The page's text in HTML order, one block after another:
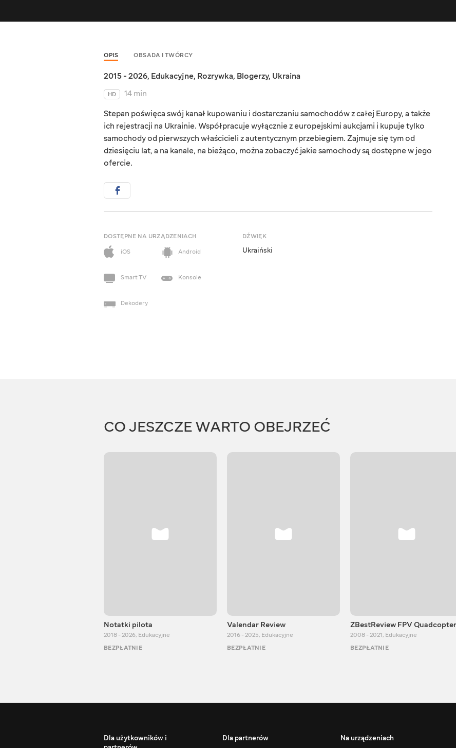
OPIS OBSADA I TWÓRCY
2015 - 2026, Edukacyjne, Rozrywka, Blogerzy, Ukraina
HD
14 min
Stepan poświęca swój kanał kupowaniu i dostarczaniu samochodów z całej Europy, a także
ich rejestracji na Ukrainie. Współpracuje wyłącznie z europejskimi aukcjami i kupuje tylko
samochody od pierwszych właścicieli z autentycznym przebiegiem. Zajmuje się tym od
dziesięciu lat, a na kanale, na bieżąco, można zobaczyć jakie samochody są dostępne w jego
ofercie.
DOSTĘPNE NA URZĄDZENIACH
iOS
Android
Smart TV Konsole
Dekodery
DŹWIĘK
Ukraiński
CO JESZCZE WARTO OBEJRZEĆ
Notatki pilota
2018 - 2026, Edukacyjne
BEZPŁATNIE
Valendar Review
2016 - 2025, Edukacyjne
BEZPŁATNIE
ZBestReview FPV
2008 - 2021, Edukacyjne
BEZPŁATNIE
Dla użytkowników i
Dla partnerów Na urządzeniach